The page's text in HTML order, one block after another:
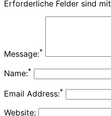
Erforderliche Felder sind mit
Message:*
Name:*
Email Address:*
Website: